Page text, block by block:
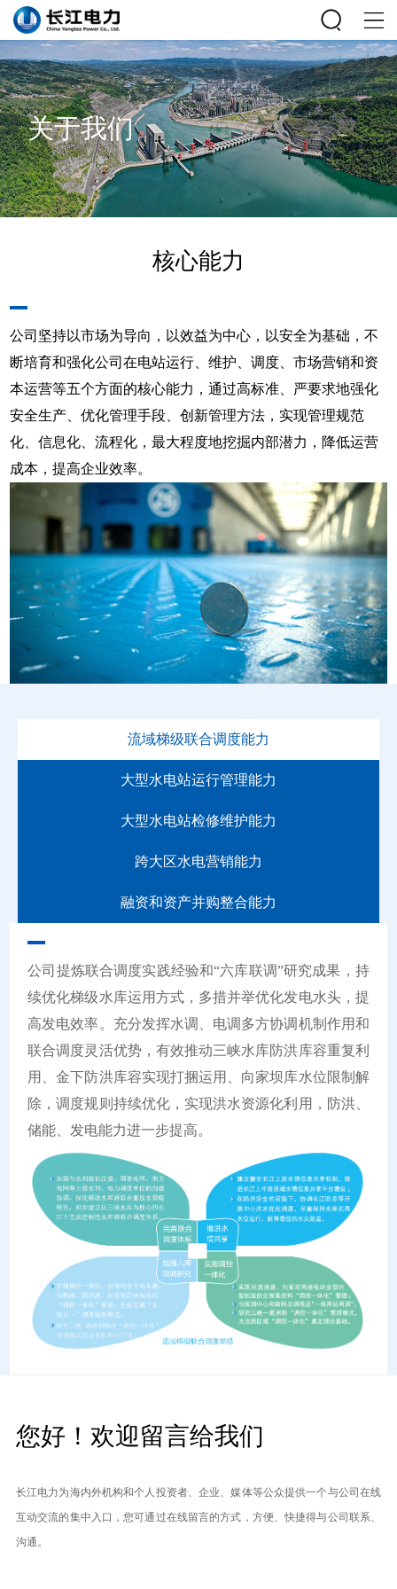
关于我们
核心能力
公司坚持以市场为导向，以效益为中心，以安全为基础，不
断培育和强化公司在电站运行、维护、调度、市场营销和资
本运营等五个方面的核心能力，通过高标准、严要求地强化
安全生产、优化管理手段、创新管理方法，实现管理规范
化、信息化、流程化，最大程度地挖掘内部潜力，降低运营
成本，提高企业效率。
流域梯级联合调度能力
大型水电站运行管理能力
大型水电站检修维护能力
跨大区水电营销能力
融资和资产并购整合能力
公司提炼联合调度实践经验和“六库联调”研究成果，持
续优化梯级水库运用方式，多措并举优化发电水头，提
高发电效率。充分发挥水调、电调多方协调机制作用和
联合调度灵活优势，有效推动三峡水库防洪库容重复利
用、金下防洪库容实现打捆运用、向家坝库水位限制解
除，调度规则持续优化，实现洪水资源化利用，防洪、
储能、发电能力进一步提高。
您好！欢迎留言给我们
长江电力为海内外机构和个人投资者、企业、媒体等公众提供一个与公司在线
互动交流的集中入口，您可通过在线留言的方式，方便、快捷得与公司联系、
沟通。